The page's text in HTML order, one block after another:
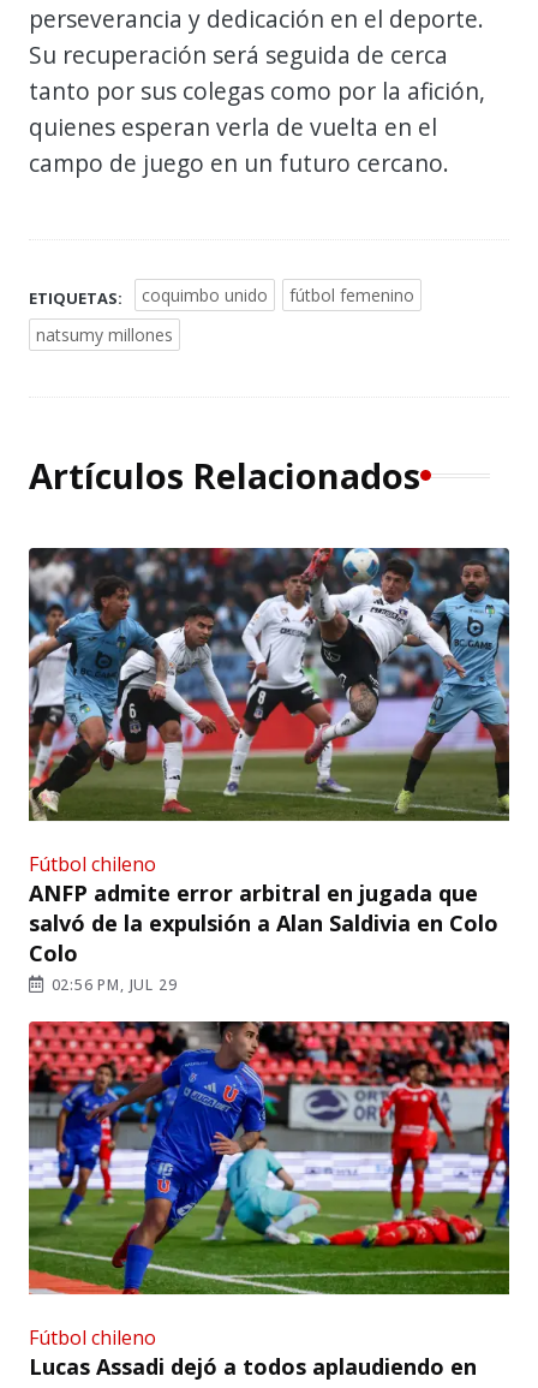
perseverancia y dedicación en el deporte.
Su recuperación será seguida de cerca
tanto por sus colegas como por la afición,
quienes esperan verla de vuelta en el
campo de juego en un futuro cercano.
ETIQUETAS: coquimbo unido
fútbol femenino
natsumy millones
Artículos Relacionados
Fútbol chileno
ANFP admite error arbitral en jugada que
salvó de la expulsión a Alan Saldivia en Colo
Colo
02:56 PM, JUL 29
Fútbol chileno
Lucas Assadi dejó a todos aplaudiendo en